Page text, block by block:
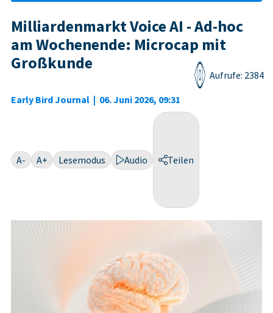
Milliardenmarkt Voice AI - Ad-hoc
am Wochenende: Microcap mit
Großkunde
Early Bird Journal | 06. Juni 2026, 09:31
Aufrufe: 2384
A- A+ Lesemodus Audio Teilen